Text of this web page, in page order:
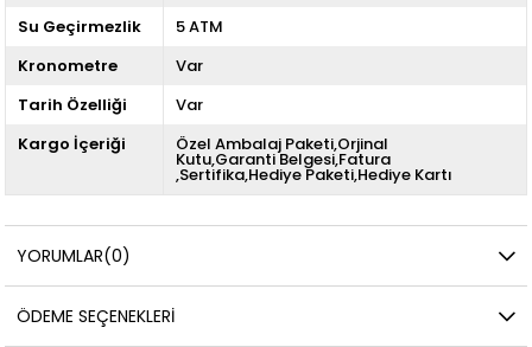
Su Geçirmezlik
5 ATM
Kronometre
Var
Tarih Özelliği
Var
Kargo İçeriği
Özel Ambalaj Paketi,Orjinal
Kutu,Garanti Belgesi,Fatura
,Sertifika,Hediye Paketi,Hediye Kartı
YORUMLAR(0)
ÖDEME SEÇENEKLERI